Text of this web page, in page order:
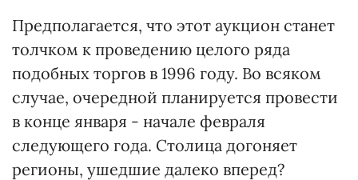
Предполагается, что этот аукцион станет
толчком к проведению целого ряда
подобных торгов в 1996 году. Во всяком
случае, очередной планируется провести
в конце января - начале февраля
следующего года. Столица догоняет
регионы, ушедшие далеко вперед?